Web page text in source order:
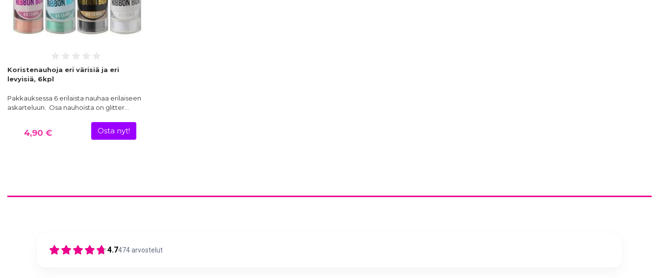
Koristenauhoja eri värisiä ja eri
levyisiä, 6kpl
Pakkauksessa 6 erilaista nauhaa erilaiseen
askarteluun. Osa nauhoista on glitter…
4,90 € Osta nyt!
4.7474arvostelut